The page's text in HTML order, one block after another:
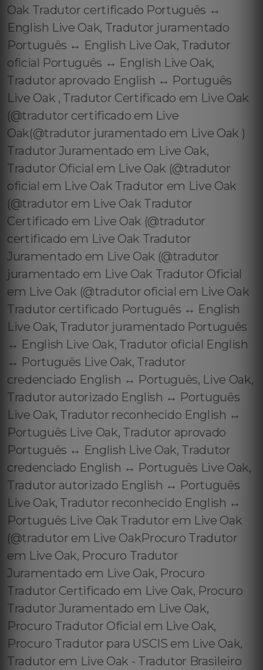
Oak Tradutor certificado Português ↔️
English Live Oak, Tradutor juramentado
Português ↔️ English Live Oak, Tradutor
oficial Português ↔️ English Live Oak,
Tradutor aprovado English ↔️ Português
Live Oak , Tradutor Certificado em Live Oak
(@tradutor certificado em Live
Oak(@tradutor juramentado em Live Oak )
Tradutor Juramentado em Live Oak,
Tradutor Oficial em Live Oak (@tradutor
oficial em Live Oak Tradutor em Live Oak
(@tradutor em Live Oak Tradutor
Certificado em Live Oak (@tradutor
certificado em Live Oak Tradutor
Juramentado em Live Oak (@tradutor
juramentado em Live Oak Tradutor Oficial
em Live Oak (@tradutor oficial em Live Oak
Tradutor certificado Português ↔️ English
Live Oak, Tradutor juramentado Português
↔️ English Live Oak, Tradutor oficial English
↔️ Português Live Oak, Tradutor
credenciado English ↔️ Português, Live Oak,
Tradutor autorizado English ↔️ Português
Live Oak, Tradutor reconhecido English ↔️
Português Live Oak, Tradutor aprovado
Português ↔️ English Live Oak, Tradutor
credenciado English ↔️ Português Live Oak,
Tradutor autorizado English ↔️ Português
Live Oak, Tradutor reconhecido English ↔️
Português Live Oak Tradutor em Live Oak
(@tradutor em Live OakProcuro Tradutor
em Live Oak, Procuro Tradutor
Juramentado em Live Oak, Procuro
Tradutor Certificado em Live Oak, Procuro
Tradutor Juramentado em Live Oak,
Procuro Tradutor Oficial em Live Oak,
Procuro Tradutor para USCIS em Live Oak,
Tradutor em Live Oak - Tradutor Brasileiro